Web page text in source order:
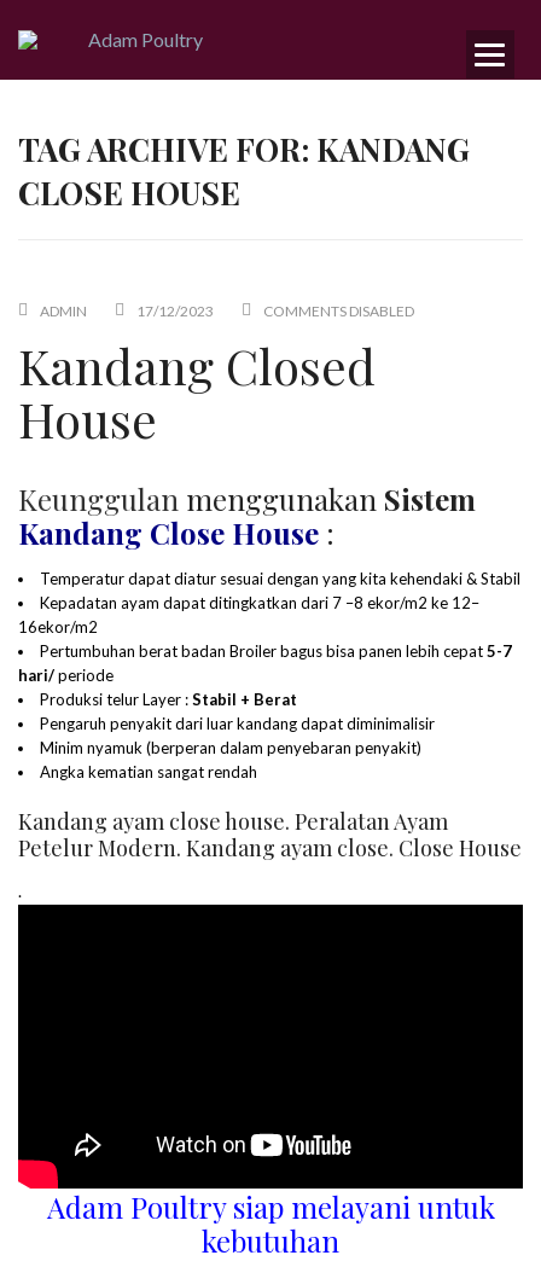
TAG ARCHIVE FOR: KANDANG
CLOSE HOUSE
ADMIN 17/12/2023 COMMENTS DISABLED
Kandang Closed
House
Keunggulan menggunakan Sistem
Kandang Close House :
Temperatur dapat diatur sesuai dengan yang kita kehendaki & Stabil
Kepadatan ayam dapat ditingkatkan dari 7 –8 ekor/m2 ke 12–
16ekor/m2
Pertumbuhan berat badan Broiler bagus bisa panen lebih cepat5-7
hari/periode
Produksi telur Layer :Stabil + Berat
Pengaruh penyakit dari luar kandang dapat diminimalisir
Minim nyamuk (berperan dalam penyebaran penyakit)
Angka kematian sangat rendah
Kandang ayam close house. Peralatan Ayam
Petelur Modern. Kandang ayam close. Close House
.
Adam Poultry siap melayani untuk
kebutuhan